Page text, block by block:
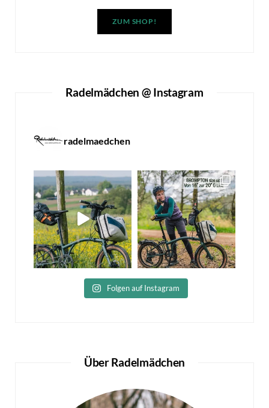
ZUM SHOP!
Radelmädchen @ Instagram
radelmaedchen
Folgen auf Instagram
Über Radelmädchen